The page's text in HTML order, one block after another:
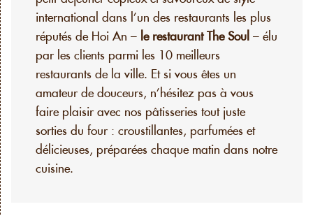
international dans l’un des restaurants les plus
réputés de Hoi An – le restaurant The Soul – élu
par les clients parmi les 10 meilleurs
restaurants de la ville. Et si vous êtes un
amateur de douceurs, n’hésitez pas à vous
faire plaisir avec nos pâtisseries tout juste
sorties du four : croustillantes, parfumées et
délicieuses, préparées chaque matin dans notre
cuisine.